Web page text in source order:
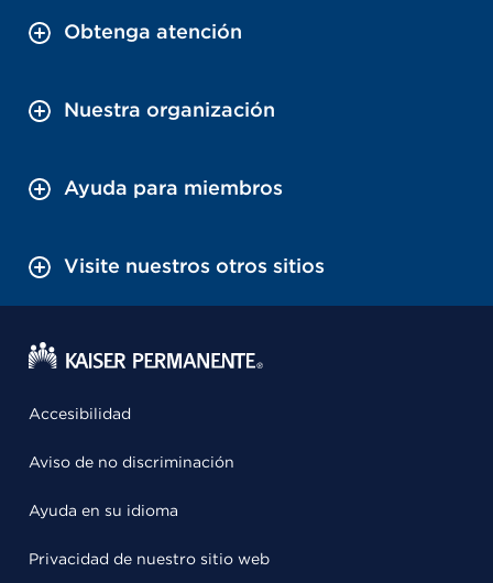
Obtenga atención
Nuestra organización
Ayuda para miembros
Visite nuestros otros sitios
Accesibilidad
Aviso de no discriminación
Ayuda en su idioma
Privacidad de nuestro sitio web